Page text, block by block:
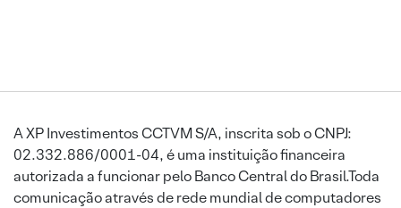
A XP Investimentos CCTVM S/A, inscrita sob o CNPJ:
02.332.886/0001-04, é uma instituição financeira
autorizada a funcionar pelo Banco Central do Brasil.Toda
comunicação através de rede mundial de computadores